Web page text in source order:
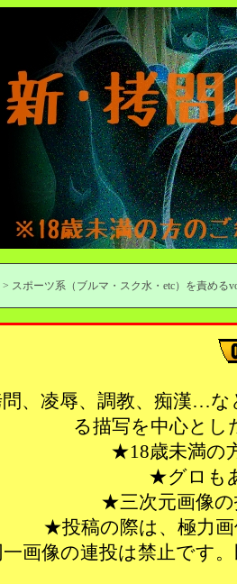
> スポーツ系（ブルマ・スク水・etc）を責める
、凌辱、調教、痴漢…な
る描写を中心とし
★18歳未満の
★グロも
★三次元画像
★投稿の際は、極力
画像の連投は禁止です